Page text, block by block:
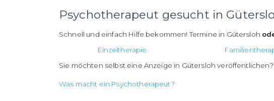
Psychotherapeut gesucht in
Schnell und einfach Hilfe bekommen! Termine in Gütersloh
Einzeltherapie
Sie möchten selbst eine Anzeige in Gütersloh veröffentlichen?
Was macht ein Psychotherapeut?